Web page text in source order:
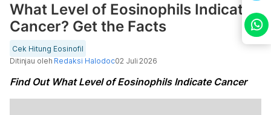
What Level of Eosinophils Indicate
Cancer? Get the Facts
Cek Hitung Eosinofil
Ditinjau oleh Redaksi Halodoc02 Juli 2026
Find Out What Level of Eosinophils Indicate Cancer